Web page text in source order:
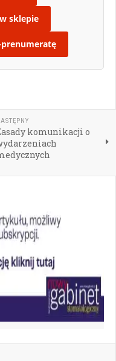
sklepie
komunikacji o